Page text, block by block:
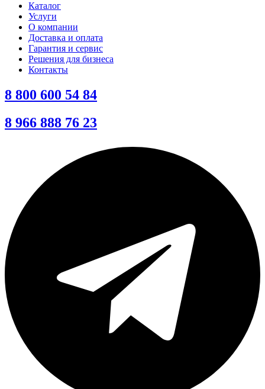
Каталог
Услуги
О компании
Доставка и оплата
Гарантия и сервис
Решения для бизнеса
Контакты
8 800 600 54 84
8 966 888 76 23